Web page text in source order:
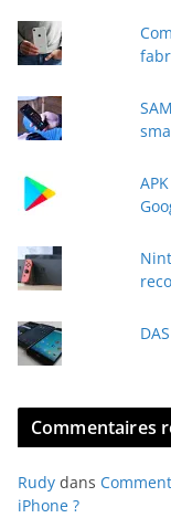
r
e
e
a
Commentaires
Rudy dans
iPhone ?